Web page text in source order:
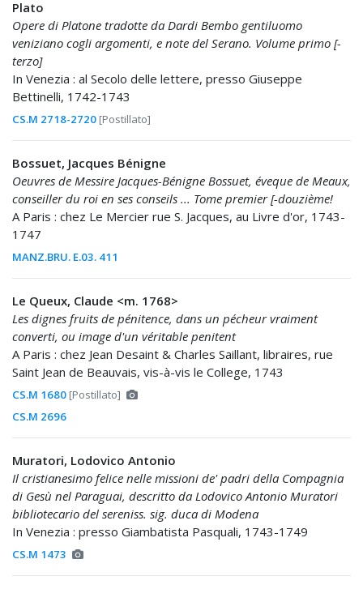
Plato
Opere di Platone tradotte da Dardi Bembo gentiluomo
veniziano cogli argomenti, e note del Serano. Volume primo [-
terzo]
In Venezia : al Secolo delle lettere, presso Giuseppe
Bettinelli, 1742-1743
CS.M 2718-2720 [Postillato]
Bossuet, Jacques Bénigne
Oeuvres de Messire Jacques-Bénigne Bossuet, éveque de Meaux,
conseiller du roi en ses conseils ... Tome premier [-douzième!
A Paris : chez Le Mercier rue S. Jacques, au Livre d'or, 1743-
1747
MANZ.BRU. E.03. 411
Le Queux, Claude <m. 1768>
Les dignes fruits de pénitence, dans un pécheur vraiment
converti, ou image d'un véritable penitent
A Paris : chez Jean Desaint & Charles Saillant, libraires, rue
Saint Jean de Beauvais, vis-à-vis le College, 1743
CS.M 1680 [Postillato]
CS.M 2696
Muratori, Lodovico Antonio
Il cristianesimo felice nelle missioni de' padri della Compagnia
di Gesù nel Paraguai, descritto da Lodovico Antonio Muratori
bibliotecario del sereniss. sig. duca di Modena
In Venezia : presso Giambatista Pasquali, 1743-1749
CS.M 1473